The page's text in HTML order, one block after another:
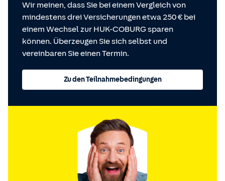
Wir meinen, dass Sie bei einem Vergleich von
mindestens drei Versicherungen etwa 250 € bei
einem Wechsel zur HUK-COBURG sparen
können. Überzeugen Sie sich selbst und
vereinbaren Sie einen Termin.
Zu den Teilnahmebedingungen